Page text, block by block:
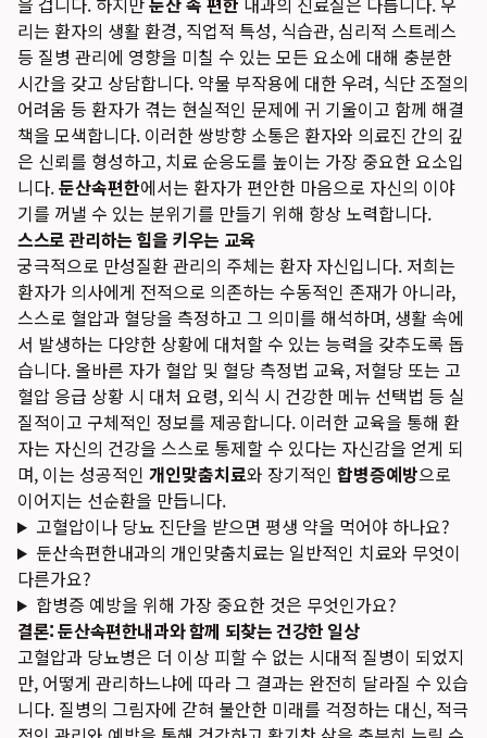
리는 환자의 생활 환경, 직업적 특성, 식습관, 심리적 스트레스
등 질병 관리에 영향을 미칠 수 있는 모든 요소에 대해 충분한
시간을 갖고 상담합니다. 약물 부작용에 대한 우려, 식단 조절의
어려움 등 환자가 겪는 현실적인 문제에 귀 기울이고 함께 해결
책을 모색합니다. 이러한 쌍방향 소통은 환자와 의료진 간의 깊
은 신뢰를 형성하고, 치료 순응도를 높이는 가장 중요한 요소입
니다.둔산속편한에서는 환자가 편안한 마음으로 자신의 이야
기를 꺼낼 수 있는 분위기를 만들기 위해 항상 노력합니다.
스스로 관리하는 힘을 키우는 교육
궁극적으로 만성질환 관리의 주체는 환자 자신입니다. 저희는
환자가 의사에게 전적으로 의존하는 수동적인 존재가 아니라,
스스로 혈압과 혈당을 측정하고 그 의미를 해석하며, 생활 속에
서 발생하는 다양한 상황에 대처할 수 있는 능력을 갖추도록 돕
습니다. 올바른 자가 혈압 및 혈당 측정법 교육, 저혈당 또는 고
혈압 응급 상황 시 대처 요령, 외식 시 건강한 메뉴 선택법 등 실
질적이고 구체적인 정보를 제공합니다. 이러한 교육을 통해 환
자는 자신의 건강을 스스로 통제할 수 있다는 자신감을 얻게 되
며, 이는 성공적인 개인맞춤치료와 장기적인 합병증예방으로
이어지는 선순환을 만듭니다.
고혈압이나 당뇨 진단을 받으면 평생 약을 먹어야 하나요?
둔산속편한내과의 개인맞춤치료는 일반적인 치료와 무엇이
다른가요?
합병증 예방을 위해 가장 중요한 것은 무엇인가요?
결론: 둔산속편한내과와 함께 되찾는 건강한 일상
고혈압과 당뇨병은 더 이상 피할 수 없는 시대적 질병이 되었지
만, 어떻게 관리하느냐에 따라 그 결과는 완전히 달라질 수 있습
니다. 질병의 그림자에 갇혀 불안한 미래를 걱정하는 대신, 적극